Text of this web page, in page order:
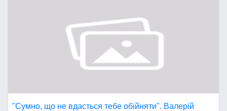
"Сумно, що не вдасться тебе обійняти". Валерій